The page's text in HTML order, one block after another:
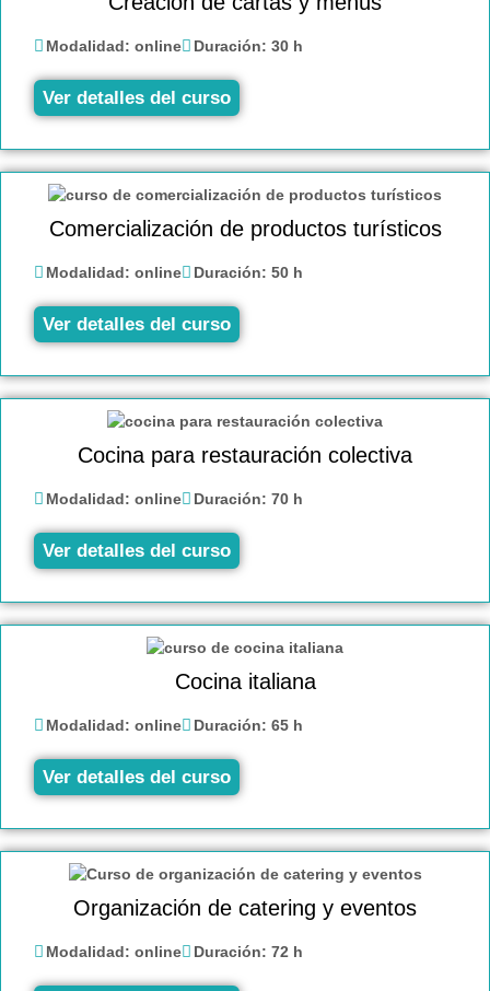
Modalidad: online Duración: 30 h
Ver detalles del curso
Comercialización de productos turísticos
Modalidad: online Duración: 50 h
Ver detalles del curso
Cocina para restauración colectiva
Modalidad: online Duración: 70 h
Ver detalles del curso
Cocina italiana
Modalidad: online Duración: 65 h
Ver detalles del curso
Organización de catering y eventos
Modalidad: online Duración: 72 h